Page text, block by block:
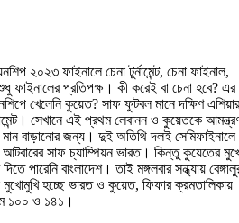
২০২৩ ফাইনালে চেনা টুর্নামেন্ট, চেনা ফাইনাল,
ফাইনালের প্রতিপক্ষ। কী করেই বা চেনা হবে? এর
খেলেনি কুয়েত? সাফ ফুটবল মানে দক্ষিণ এশিয়ার
সেখানে এই প্রথম লেবানন ও কুয়েতকে
মান বাড়ানোর জন্য। দুই অতিথি দলই সেমিফাইনালে
আটবারের সাফ চ্যাম্পিয়ন ভারত। কিন্তু কুয়েতের
পারেনি বাংলাদেশ। তাই মঙ্গলবার সন্ধ্যায়
মুখোমুখি হচ্ছে ভারত ও কুয়েত, ফিফার ক্রমতালিকায়
১০০ ও ১৪১।